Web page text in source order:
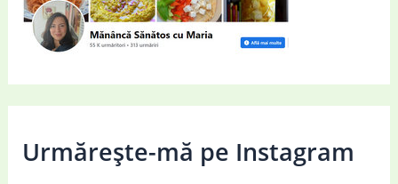
Urmărește-mă pe Instagram